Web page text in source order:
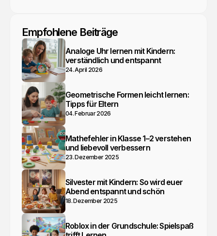
Empfohlene Beiträge
Analoge Uhr lernen mit Kindern:
verständlich und entspannt
24. April 2026
Geometrische Formen leicht lernen:
Tipps für Eltern
04. Februar 2026
Mathefehler in Klasse 1–2 verstehen
und liebevoll verbessern
23. Dezember 2025
Silvester mit Kindern: So wird euer
Abend entspannt und schön
18. Dezember 2025
Roblox in der Grundschule: Spielspaß